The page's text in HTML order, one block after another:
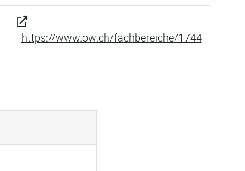
https://www.ow.ch/fachbereiche/1744